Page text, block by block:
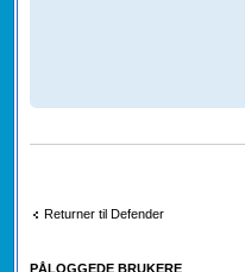
Returner til Defender
PÅLOGGEDE BRUKERE